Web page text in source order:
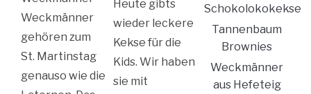
Weckmänner
gehören zum
St. Martinstag
genauso wie die
Heute gibts
wieder leckere
Kekse für die
Kids. Wir haben
sie mit
Schokolokokekse
Tannenbaum
Brownies
Weckmänner
aus Hefeteig